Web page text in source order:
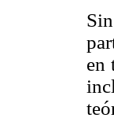
en